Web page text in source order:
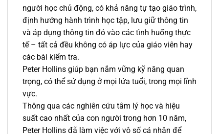
người học chủ động, có khả năng tự tạo giáo trình,
định hướng hành trình học tập, lưu giữ thông tin
và áp dụng thông tin đó vào các tình huống thực
tế – tất cả đều không có áp lực của giáo viên hay
các bài kiểm tra.
Peter Hollins giúp bạn nắm vững kỹ năng quan
trọng, có thể sử dụng ở mọi lứa tuổi, trong mọi lĩnh
vực.
Thông qua các nghiên cứu tâm lý học và hiệu
suất cao nhất của con người trong hơn 10 năm,
Peter Hollins đã làm việc với vô số cá nhân để